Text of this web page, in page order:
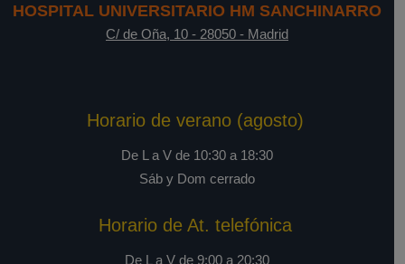
HOSPITAL UNIVERSITARIO HM SANCHINARRO
C/ de Oña, 10 - 28050 - Madrid
Horario de verano (agosto)
De L a V de 10:30 a 18:30
Sáb y Dom cerrado
Horario de At. telefónica
De L a V de 9:00 a 20:30